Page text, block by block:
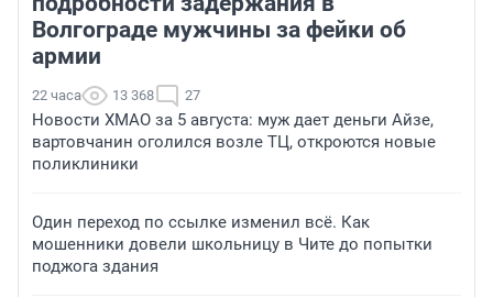
Волгограде мужчины за фейки об
армии
22 часа 13 368 27
Новости ХМАО за 5 августа: муж дает деньги Айзе,
вартовчанин оголился возле ТЦ, откроются новые
поликлиники
Один переход по ссылке изменил всё. Как
мошенники довели школьницу в Чите до попытки
поджога здания